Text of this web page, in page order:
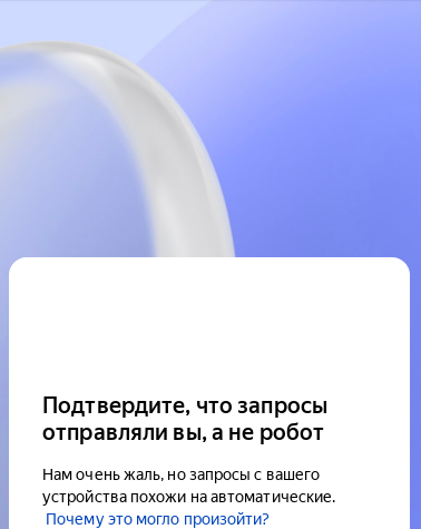
Подтвердите, что запросы
отправляли вы, а не робот
Нам очень жаль, но запросы с вашего
устройства похожи на автоматические.
Почему это могло произойти?